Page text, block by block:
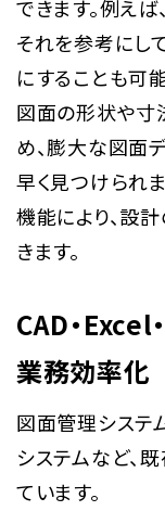
できます。例え
それを参考にし
にすることも可能
図面の形状や寸
め、膨大な図面
早く見つけられ
機能により、設
きます。
CAD・Excel
業務効率化
図面管理システ
システムなど、
ています。